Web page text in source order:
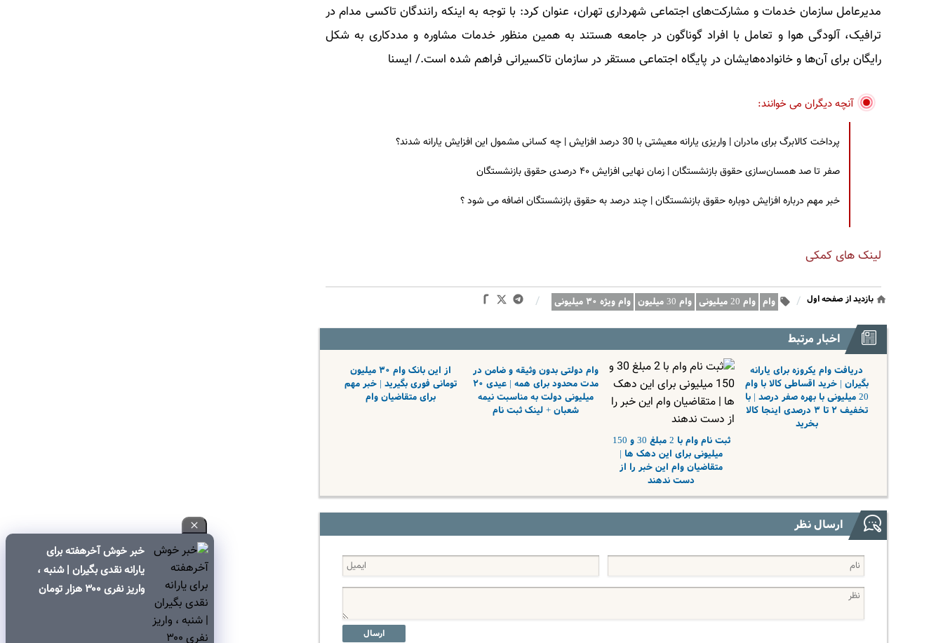
مدیرعامل سازمان خدمات و مشارکت‌های اجتماعی شهرداری تهران، عنوان کرد: با توجه به اینکه رانندگان تاکسی مدام در
ترافیک، آلودگی هوا و تعامل با افراد گوناگون در جامعه هستند به همین منظور خدمات مشاوره و مددکاری به شکل
رایگان برای آن‌ها و خانواده‌هایشان در پایگاه اجتماعی مستقر در سازمان تاکسیرانی فراهم شده است./ ایسنا
آنچه دیگران می خوانند:
پرداخت کالابرگ برای مادران | واریزی یارانه معیشتی با 30 درصد افزایش | چه کسانی مشمول این افزایش یارانه شدند؟
صفر تا صد همسان‌سازی حقوق بازنشستگان | زمان نهایی افزایش ۴۰ درصدی حقوق بازنشستگان
خبر مهم درباره افزایش دوباره حقوق بازنشستگان | چند درصد به حقوق بازنشستگان اضافه می شود ؟
لینک های کمکی
بازدید از صفحه اول / وام وام 20 میلیونی وام 30 میلیون وام ویژه ۳۰ میلیونی /
اخبار مرتبط
دریافت وام یکروزه برای یارانه
بگیران | خرید اقساطی کالا با وام
20 میلیونی با بهره صفر درصد | با
تخفیف ۲ تا ۳ درصدی اینجا کالا
بخرید
ثبت نام وام با 2 مبلغ 30 و 150
میلیونی برای این دهک ها |
متقاضیان وام این خبر را از
دست ندهند
وام دولتی بدون وثیقه و ضامن در
مدت محدود برای همه | عیدی ۲۰
میلیونی دولت به مناسبت نیمه
شعبان + لینک ثبت نام
از این بانک وام ۳۰ میلیون
تومانی فوری بگیرید | خبر مهم
برای متقاضیان وام
ارسال نظر
ارسال
خبر خوش آخرهفته برای
یارانه نقدی بگیران | شنبه ،
واریز نفری ۳۰۰ هزار تومان